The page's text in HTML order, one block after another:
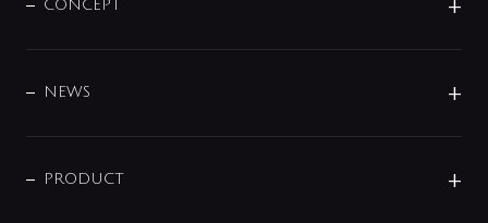
CONCEPT
DESIGN
NEWS
商品に関して
PRODUCT